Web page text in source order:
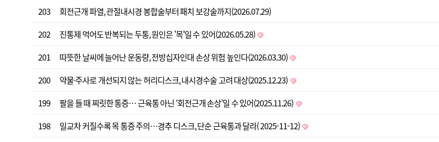
203 회전근개 파열, 관절내시경 봉합술부터 패치 보강술까지(2026.07.29)
202
진통제 먹어도 반복되는 두통, 원인은 '목'일 수 있어(2026.05.28)
201
따뜻한 날씨에 늘어난 운동량, 전방십자인대 손상 위험 높인다(2026.03.30)
200
약물·주사로 개선되지 않는 허리디스크, 내시경수술 고려 대상(2025.12.23)
199
팔을 들 때 찌릿한 통증… 근육통 아닌 ‘회전근개 손상’일 수 있어(2025.11.26)
198
일교차 커질수록 목 통증 주의…경추 디스크, 단순 근육통과 달라( 2025-11-12)